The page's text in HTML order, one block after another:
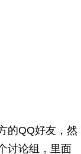
的QQ好友，然
讨论组，里面